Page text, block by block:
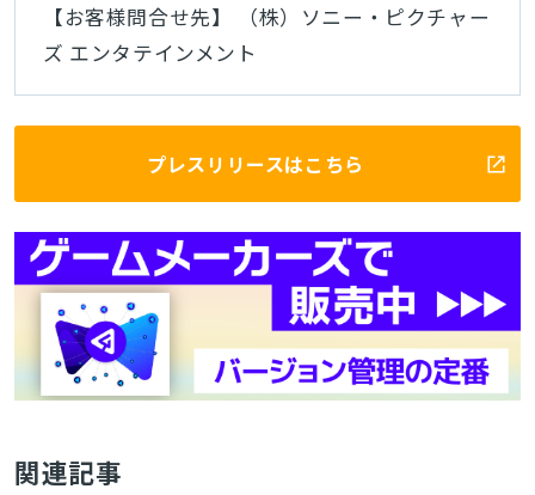
【お客様問合せ先】 （株）ソニー・ピクチャー
ズ エンタテインメント
プレスリリースはこちら
関連記事